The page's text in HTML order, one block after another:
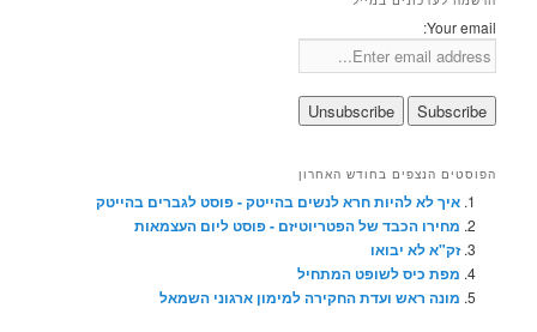
Your email:
הפוסטים הנצפים בחודש האחרון
איך לא להיות חרא לנשים בהייטק - פוסט לגברים בהייטק
מחירו הכבד של הפטריוטיזם - פוסט ליום העצמאות
זק"א לא יבואו
מפת כיס לשופט המתחיל
מונה ראש ועדת החקירה למימון ארגוני השמאל